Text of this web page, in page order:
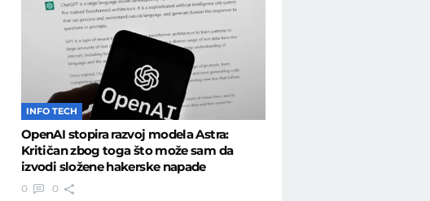
INFO TECH
OpenAI stopira razvoj modela Astra:
Kritičan zbog toga što može sam da
izvodi složene hakerske napade
0
0